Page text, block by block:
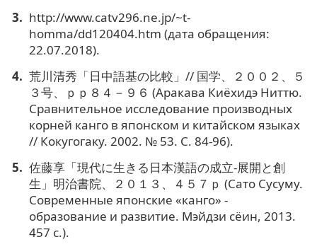
http://www.catv296.ne.jp/~t-
homma/dd120404.htm (дата обращения:
22.07.2018).
荒川清秀「日中語基の比較」// 国学、２００２、５
３号、ｐｐ８４－９６ (Аракава Киёхидэ Ниттю.
Сравнительное исследование производных
корней канго в японском и китайском языках
// Кокугогаку. 2002. № 53. С. 84-96).
佐藤享「現代に生きる日本漢語の成立-展開と創
生」明治書院、２０１３、４５７ｐ (Сато Сусуму.
Современные японские «канго» -
образование и развитие. Мэйдзи сёин, 2013.
457 с.).